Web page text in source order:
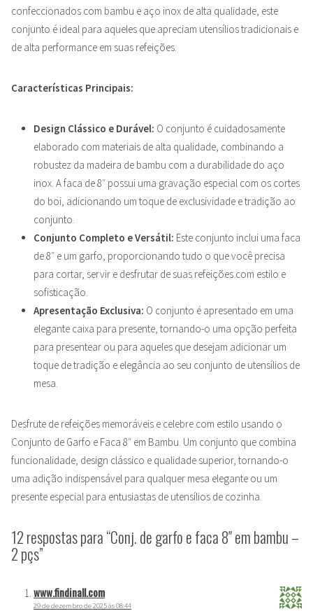
confeccionados com bambu e aço inox de alta qualidade, este
conjunto é ideal para aqueles que apreciam utensílios tradicionais e
de alta performance em suas refeições.
Características Principais:
Design Clássico e Durável: O conjunto é cuidadosamente
elaborado com materiais de alta qualidade, combinando a
robustez da madeira de bambu com a durabilidade do aço
inox. A faca de 8″ possui uma gravação especial com os cortes
do boi, adicionando um toque de exclusividade e tradição ao
conjunto.
Conjunto Completo e Versátil: Este conjunto inclui uma faca
de 8″ e um garfo, proporcionando tudo o que você precisa
para cortar, servir e desfrutar de suas refeições com estilo e
sofisticação.
Apresentação Exclusiva: O conjunto é apresentado em uma
elegante caixa para presente, tornando-o uma opção perfeita
para presentear ou para aqueles que desejam adicionar um
toque de tradição e elegância ao seu conjunto de utensílios de
mesa.
Desfrute de refeições memoráveis e celebre com estilo usando o
Conjunto de Garfo e Faca 8″ em Bambu. Um conjunto que combina
funcionalidade, design clássico e qualidade superior, tornando-o
uma adição indispensável para qualquer mesa elegante ou um
presente especial para entusiastas de utensílios de cozinha.
12 respostas para “Conj. de garfo e faca 8″ em bambu –
2 pçs”
www.findinall.com
29 de dezembro de 2025 às 08:44